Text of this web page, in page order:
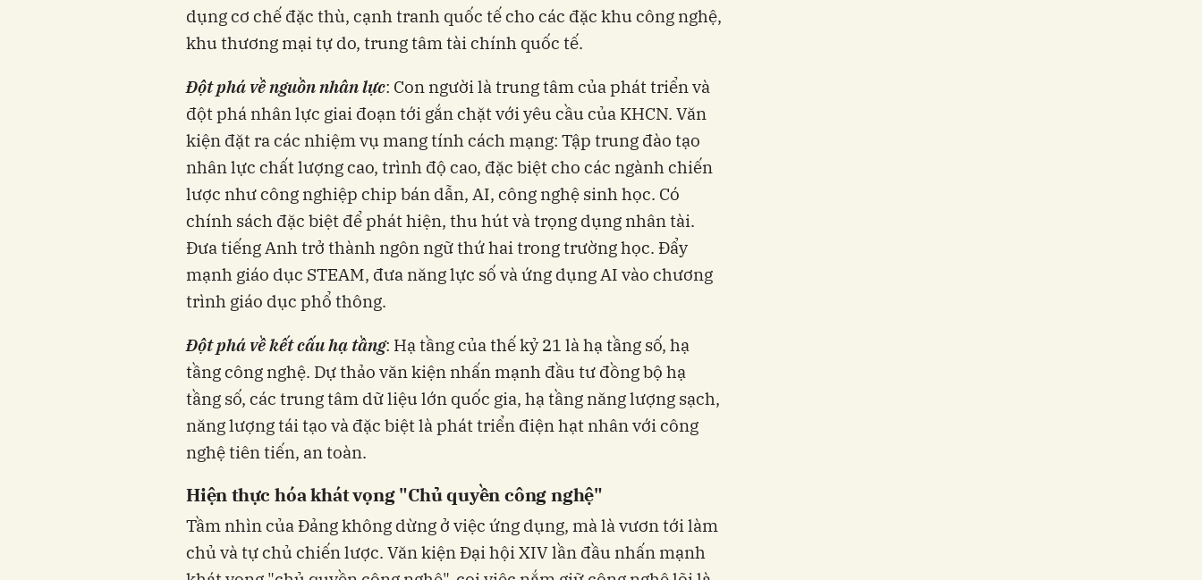
dụng cơ chế đặc thù, cạnh tranh quốc tế cho các đặc khu công nghệ,
khu thương mại tự do, trung tâm tài chính quốc tế.
Đột phá về nguồn nhân lực: Con người là trung tâm của phát triển và
đột phá nhân lực giai đoạn tới gắn chặt với yêu cầu của KHCN. Văn
kiện đặt ra các nhiệm vụ mang tính cách mạng: Tập trung đào tạo
nhân lực chất lượng cao, trình độ cao, đặc biệt cho các ngành chiến
lược như công nghiệp chip bán dẫn, AI, công nghệ sinh học. Có
chính sách đặc biệt để phát hiện, thu hút và trọng dụng nhân tài.
Đưa tiếng Anh trở thành ngôn ngữ thứ hai trong trường học. Đẩy
mạnh giáo dục STEAM, đưa năng lực số và ứng dụng AI vào chương
trình giáo dục phổ thông.
Đột phá về kết cấu hạ tầng: Hạ tầng của thế kỷ 21 là hạ tầng số, hạ
tầng công nghệ. Dự thảo văn kiện nhấn mạnh đầu tư đồng bộ hạ
tầng số, các trung tâm dữ liệu lớn quốc gia, hạ tầng năng lượng sạch,
năng lượng tái tạo và đặc biệt là phát triển điện hạt nhân với công
nghệ tiên tiến, an toàn.
Hiện thực hóa khát vọng "Chủ quyền công nghệ"
Tầm nhìn của Đảng không dừng ở việc ứng dụng, mà là vươn tới làm
chủ và tự chủ chiến lược. Văn kiện Đại hội XIV lần đầu nhấn mạnh